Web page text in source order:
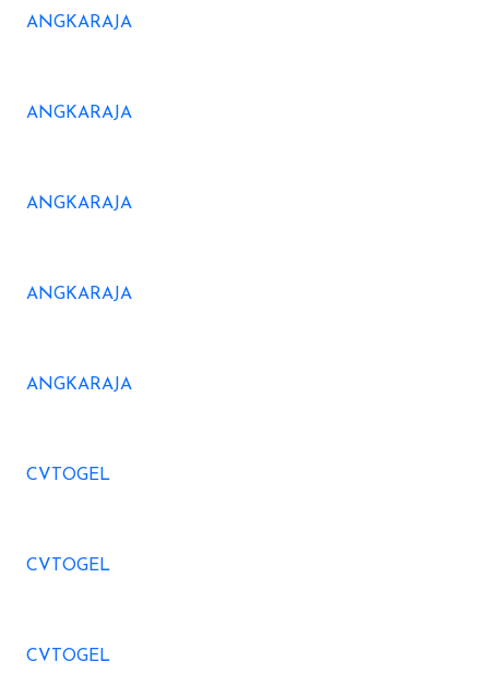
ANGKARAJA
ANGKARAJA
ANGKARAJA
ANGKARAJA
ANGKARAJA
CVTOGEL
CVTOGEL
CVTOGEL